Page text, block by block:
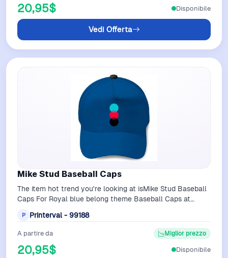
20,95$
Vedi Offerta
Disponibile
Mike Stud Baseball Caps
The item hot trend you're looking at isMike Stud Baseball
Caps For Royal blue belong theme Baseball Caps at
P Printerval - 99188
A partire da
20,95$
Miglior prezzo
Disponibile